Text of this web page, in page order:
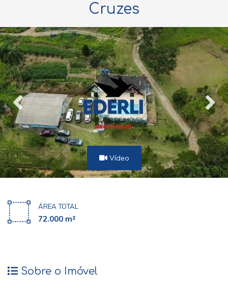
Cruzes
Vídeo
ÁREA TOTAL
72.000 m²
Sobre o Imóvel